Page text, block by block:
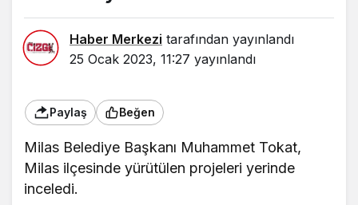
Haber Merkezi tarafından yayınlandı
25 Ocak 2023, 11:27 yayınlandı
Paylaş Beğen
Milas Belediye Başkanı Muhammet Tokat,
Milas ilçesinde yürütülen projeleri yerinde
inceledi.